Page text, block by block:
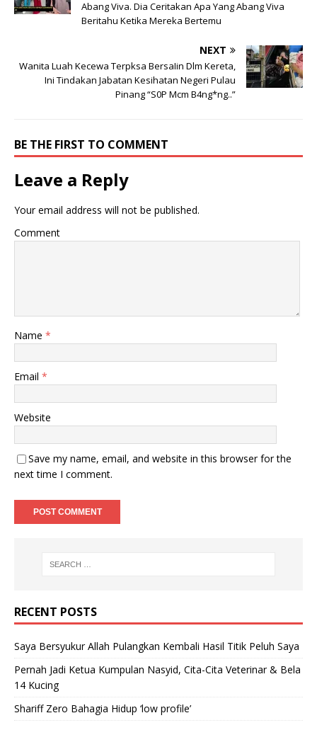
Abang Viva. Dia Ceritakan Apa Yang Abang Viva
Beritahu Ketika Mereka Bertemu
NEXT
Wanita Luah Kecewa Terpksa BersaIin Dlm Kereta,
Ini Tindakan Jabatan Kesihatan Negeri Pulau
Pinang “S0P Mcm B4ng*ng..”
BE THE FIRST TO COMMENT
Leave a Reply
Your email address will not be published.
Comment
Name *
Email *
Website
Save my name, email, and website in this browser for the
next time I comment.
RECENT POSTS
Saya Bersyukur Allah Pulangkan Kembali Hasil Titik Peluh Saya
Pernah Jadi Ketua Kumpulan Nasyid, Cita-Cita Veterinar & Bela
14 Kucing
Shariff Zero Bahagia Hidup ‘low profile’